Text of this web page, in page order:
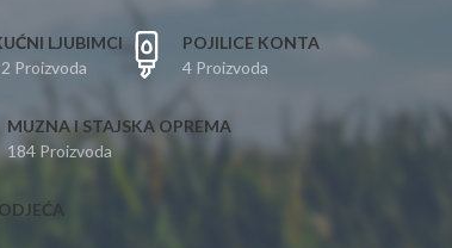
LJUBIMCI
Proizvoda
POJILICE KONTA
4 Proizvoda
MUZNA I STAJSKA OPREMA
184 Proizvoda